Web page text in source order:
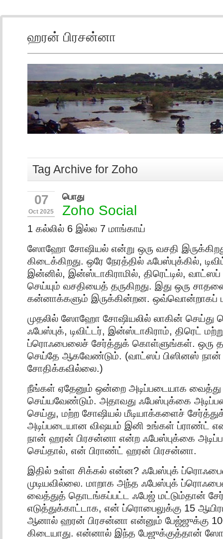
ஹரன் பிரசன்னா
Tag Archive for Zoho
07
Oct 2025
பொது
Zoho Social
1 கல்லில் 6 இல்ல 7 மாங்காய்
ஸோஹோ சோஷியல் என்று ஒரு வசதி
கிடைக்கிறது. ஒரே நேரத்தில் ஃபேஸ்புக்கில்,
இன்னில், இன்ஸ்டாகிராமில், திரெட்டில்,
செய்யும் வசதியைத் தருகிறது. இது ஒரு
கன்னாக்களும் இருக்கின்றன. ஒவ்வொன்றாகப்
முதலில் ஸோஹோ சோஷியலில் லாகின்
ஃபேஸ்புக், டிவிட்டர், இன்ஸ்டாகிராம், திரெட்
ப்ரொஃபைலைச் சேர்த்துக் கொள்ளுங்கள். ஒரு
செய்தே ஆகவேண்டும். (வாட்ஸப் பிஸினஸ்
சோதிக்கவில்லை.)
நீங்கள் ஏதேனும் ஒன்றை அடிப்படையாக
செய்யவேண்டும். அதாவது ஃபேஸ்புக்கை
செய்து, மற்ற சோஷியல் மீடியாக்களைச்
அடிப்படையான விஷயம் இனி உங்கள் ப்ராண்ட்
நான் ஹரன் பிரசன்னா என்ற ஃபேஸ்புக்கை
செய்தால், என் பிராண்ட் ஹரன் பிரசன்னா.
இதில் உள்ள சிக்கல் என்ன? ஃபேஸ்புக்
முடியவில்லை. மாறாக அந்த ஃபேஸ்புக்
வைத்துத் தொடங்கப்பட்ட ஃபேஜ் மட்டும்தான்
எடுத்துக்காட்டாக, என் ப்ரொபைலுக்கு 15
ஆனால் ஹரன் பிரசன்னா என்னும் பேஜ்ஜுக்கு
கிடையாது. என்னால் இந்த பேஜுக்குத்தான்